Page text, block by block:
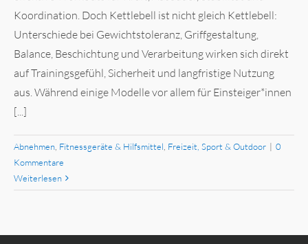
Koordination. Doch Kettlebell ist nicht gleich Kettlebell:
Unterschiede bei Gewichtstoleranz, Griffgestaltung,
Balance, Beschichtung und Verarbeitung wirken sich direkt
auf Trainingsgefühl, Sicherheit und langfristige Nutzung
aus. Während einige Modelle vor allem für Einsteiger*innen
[...]
Abnehmen Fitnessgeräte & Hilfsmittel Freizeit, Sport & Outdoor | 0
Kommentare
Weiterlesen